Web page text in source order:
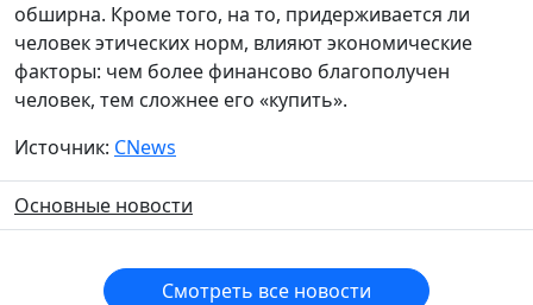
обширна. Кроме того, на то, придерживается ли
человек этических норм, влияют экономические
факторы: чем более финансово благополучен
человек, тем сложнее его «купить».
Источник: CNews
Основные новости
Смотреть все новости